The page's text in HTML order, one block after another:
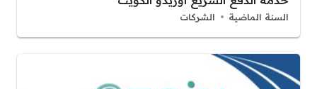
السنة الماضية الشركات